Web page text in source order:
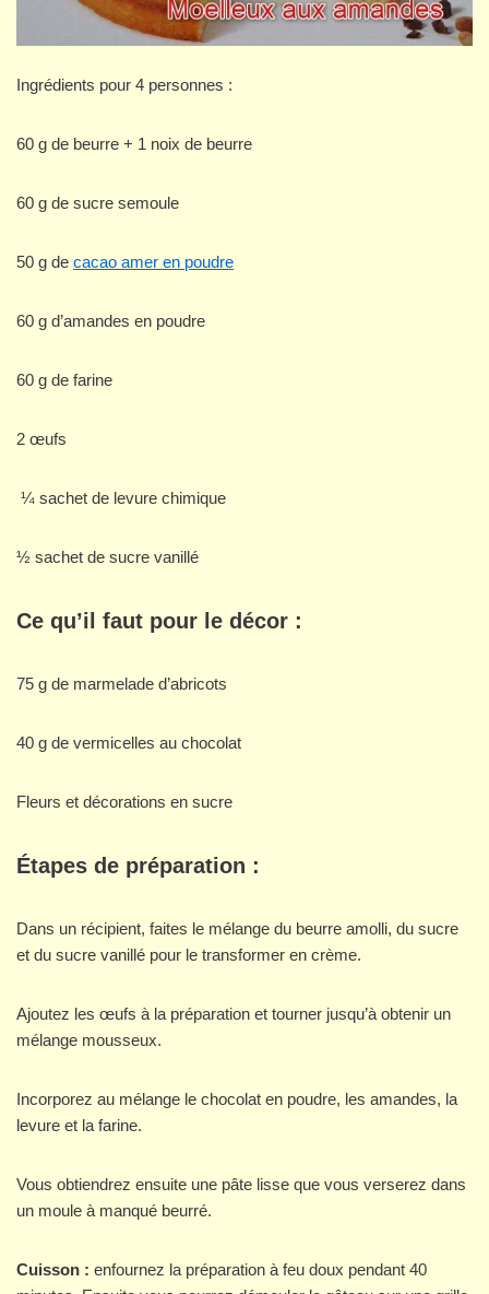
Ingrédients pour 4 personnes :
60 g de beurre + 1 noix de beurre
60 g de sucre semoule
50 g de cacao amer en poudre
60 g d’amandes en poudre
60 g de farine
2 œufs
¼ sachet de levure chimique
½ sachet de sucre vanillé
Ce qu’il faut pour le décor :
75 g de marmelade d’abricots
40 g de vermicelles au chocolat
Fleurs et décorations en sucre
Étapes de préparation :
Dans un récipient, faites le mélange du beurre amolli, du sucre
et du sucre vanillé pour le transformer en crème.
Ajoutez les œufs à la préparation et tourner jusqu’à obtenir un
mélange mousseux.
Incorporez au mélange le chocolat en poudre, les amandes, la
levure et la farine.
Vous obtiendrez ensuite une pâte lisse que vous verserez dans
un moule à manqué beurré.
Cuisson : enfournez la préparation à feu doux pendant 40